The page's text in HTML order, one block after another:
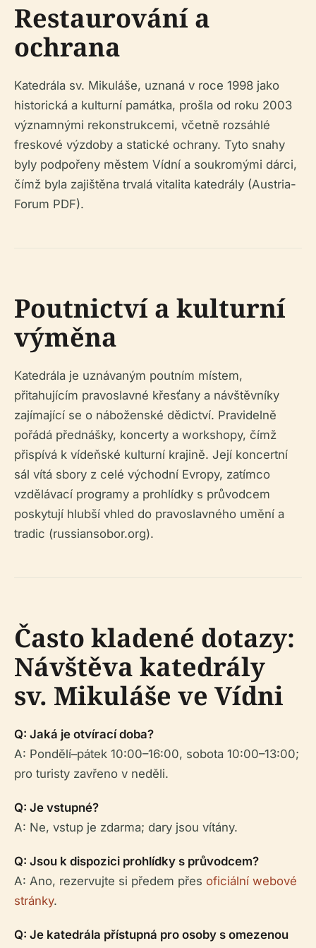
Restaurování a
ochrana
Katedrála sv. Mikuláše, uznaná v roce 1998 jako
historická a kulturní památka, prošla od roku 2003
významnými rekonstrukcemi, včetně rozsáhlé
freskové výzdoby a statické ochrany. Tyto snahy
byly podpořeny městem Vídní a soukromými dárci,
čímž byla zajištěna trvalá vitalita katedrály (Austria-
Forum PDF).
Poutnictví a kulturní
výměna
Katedrála je uznávaným poutním místem,
přitahujícím pravoslavné křesťany a návštěvníky
zajímající se o náboženské dědictví. Pravidelně
pořádá přednášky, koncerty a workshopy, čímž
přispívá k vídeňské kulturní krajině. Její koncertní
sál vítá sbory z celé východní Evropy, zatímco
vzdělávací programy a prohlídky s průvodcem
poskytují hlubší vhled do pravoslavného umění a
tradic (russiansobor.org).
Často kladené dotazy:
Návštěva katedrály
sv. Mikuláše ve Vídni
Q: Jaká je otvírací doba?
A: Pondělí–pátek 10:00–16:00, sobota 10:00–13:00;
pro turisty zavřeno v neděli.
Q: Je vstupné?
A: Ne, vstup je zdarma; dary jsou vítány.
Q: Jsou k dispozici prohlídky s průvodcem?
A: Ano, rezervujte si předem přes oficiální webové
stránky.
Q: Je katedrála přístupná pro osoby s omezenou